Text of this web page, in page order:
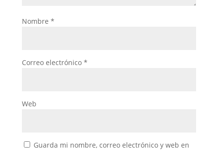
Nombre *
Correo electrónico *
Web
Guarda mi nombre, correo electrónico y web en